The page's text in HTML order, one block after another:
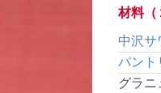
材料（
中沢サ
パント
グラニ